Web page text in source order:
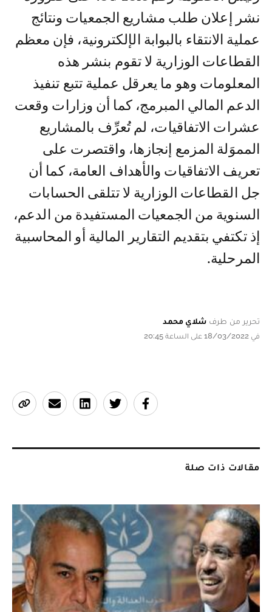
نشر إعلان طلب مشاريع الجمعيات ونتائج
عملية الانتقاء بالبوابة الإلكترونية، فإن معظم
القطاعات الوزارية لا تقوم بنشر هذه
المعلومات وهو ما يعرقل عملية تتبع تنفيذ
الدعم المالي المبرمج، كما أن وزارات وقعت
عشرات الاتفاقيات، لم تُعرِّف بالمشاريع
المموَلة المزمع إنجازها، واقتصرت على
تعريف الاتفاقيات والأهداف العامة، كما أن
جل القطاعات الوزارية لا تتلقى الحسابات
السنوية من الجمعيات المستفيدة من الدعم،
إذ تكتفي بتقديم التقارير المالية أو المحاسبية
المرحلية.
تحرير من طرف شلاي محمد
في 18/03/2022 على الساعة 20:45
مقالات ذات صلة